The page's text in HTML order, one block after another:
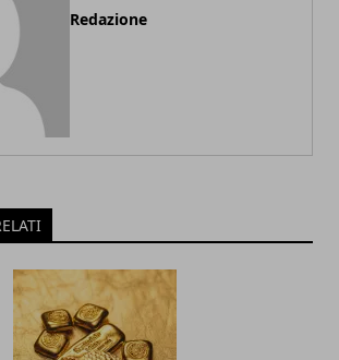
Redazione